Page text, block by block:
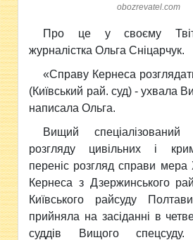
obozrevatel.com
Про це у своєму
журналістка Ольга Сніцарчук.
«Справу Кернеса
(Київський рай. суд) - ухвала
написала Ольга.
Вищий
розгляду цивільних і
переніс розгляд справи мера
Кернеса з Дзержинського
Київського райсуду
прийняла на засіданні в
суддів Вищого